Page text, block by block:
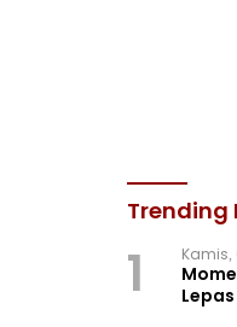
Trending
1 Kamis,